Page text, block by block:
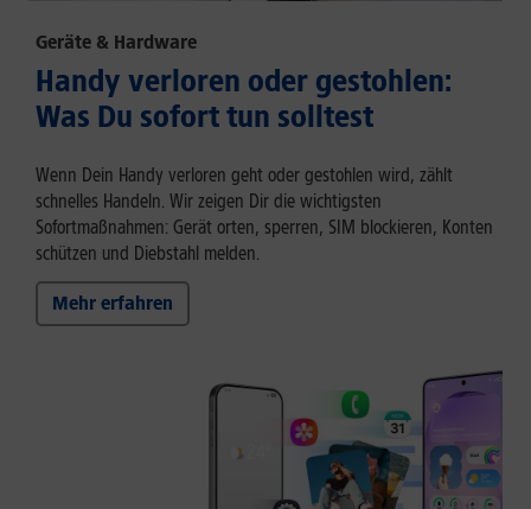
Geräte & Hardware
Handy verloren oder gestohlen:
Was Du sofort tun solltest
Wenn Dein Handy verloren geht oder gestohlen wird, zählt
schnelles Handeln. Wir zeigen Dir die wichtigsten
Sofortmaßnahmen: Gerät orten, sperren, SIM blockieren, Konten
schützen und Diebstahl melden.
Mehr erfahren